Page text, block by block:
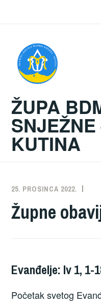
ŽUPA
SNJEŽNE
KUTINA
25. PROSINCA 2022.
Župne
Evanđelje: Iv 1, 1-
Početak svetog